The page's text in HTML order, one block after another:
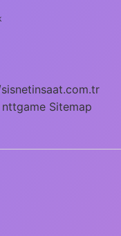
nttgame Sitemap